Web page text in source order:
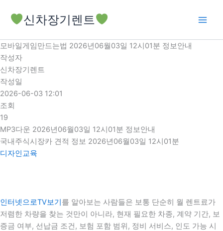
로
건
너
뛰
기
신차장기렌트
모바일게임만드는법 2026년06월03일 12시01분 정보안내
작성자
신차장기렌트
작성일
2026-06-03 12:01
조회
19
MP3다운 2026년06월03일 12시01분 정보안내
국내주식시장카 견적 정보 2026년06월03일 12시01분
디자인교육
인터넷으로TV보기를 알아보는 사람들은 보통 단순히 월 렌트료가
저렴한 차량을 찾는 것만이 아니라, 현재 필요한 차종, 계약 기간, 보
증금 여부, 선납금 조건, 보험 포함 범위, 정비 서비스, 인도 가능 시